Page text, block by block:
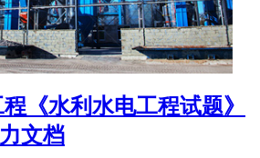
《水利水电工程试题》
文档